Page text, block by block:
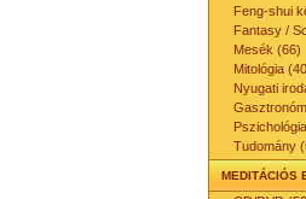
Feng-shui
Fantasy /
Mesék (66)
Mitológia
Nyugati
Tudomány
MEDITÁCIÓS